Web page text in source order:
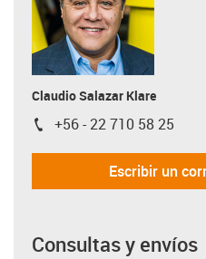
Claudio Salazar Klare
igus-icon-phone
+56 - 22 710 58 25
Escribir un
Consultas y envíos